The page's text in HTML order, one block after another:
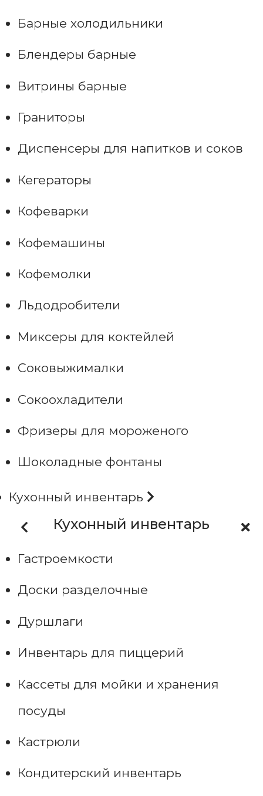
Барные холодильники
Блендеры барные
Витрины барные
Граниторы
Диспенсеры для напитков и соков
Кегераторы
Кофеварки
Кофемашины
Кофемолки
Льдодробители
Миксеры для коктейлей
Соковыжималки
Сокоохладители
Фризеры для мороженого
Шоколадные фонтаны
Кухонный инвентарь
Кухонный инвентарь
Гастроемкости
Доски разделочные
Дуршлаги
Инвентарь для пиццерий
Кассеты для мойки и хранения
посуды
Кастрюли
Кондитерский инвентарь